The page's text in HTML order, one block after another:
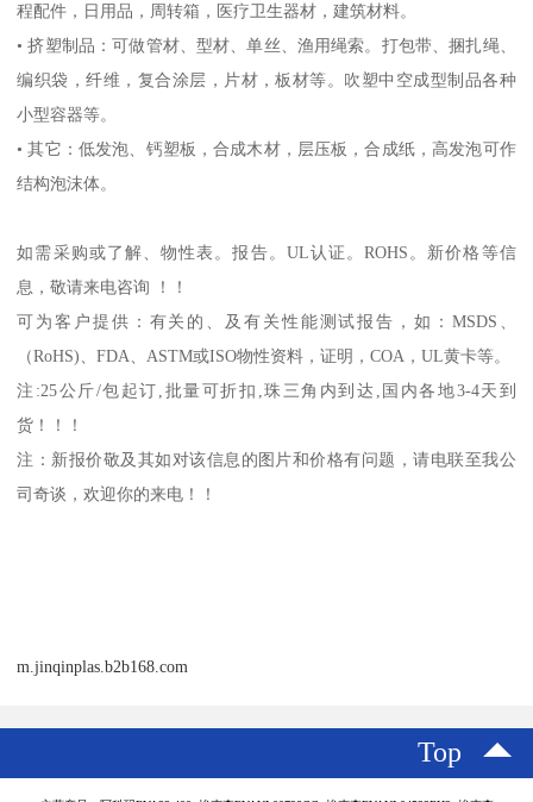
程配件，日用品，周转箱，医疗卫生器材，建筑材料。
•挤塑制品：可做管材、型材、单丝、渔用绳索。打包带、捆扎绳、
编织袋，纤维，复合涂层，片材，板材等。吹塑中空成型制品各种
小型容器等。
•其它：低发泡、钙塑板，合成木材，层压板，合成纸，高发泡可作
结构泡沫体。
如需采购或了解、物性表。报告。 UL认证。ROHS 。新价格等信
息，敬请来电咨询 ！！
可为客户提供：有关的、及有关性能测试报告，如： MSDS
（RoHS) 、FDA ASTM或ISO物性资料，证明，COA ，UL黄卡等。
注 :25公斤/包起订 批量可折扣 珠三角内到达 国内各地3-4天到
货！！！
注：新报价敬及其如对该信息的图片和价格有问题，请电联至我公
司奇谈，欢迎你的来电！！
m.jinqinplas.b2b168.com
Top